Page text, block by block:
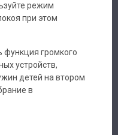
режим
при этом
функция громкого
устройств,
детей на втором
в